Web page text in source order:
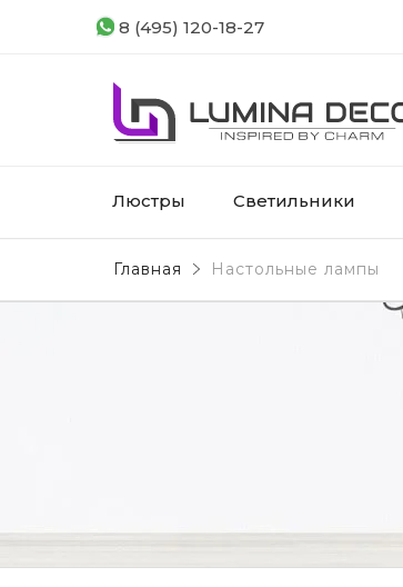
8 (495) 120-18-27
Люстры Светильники
Главная Настольные лампы